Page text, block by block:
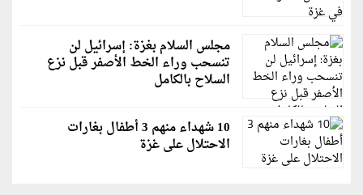
مجلس السلام بغزة: إسرائيل لن
تنسحب وراء الخط الأصفر قبل نزع
السلاح بالكامل
10 شهداء منهم 3 أطفال بغارات
الاحتلال على غزة